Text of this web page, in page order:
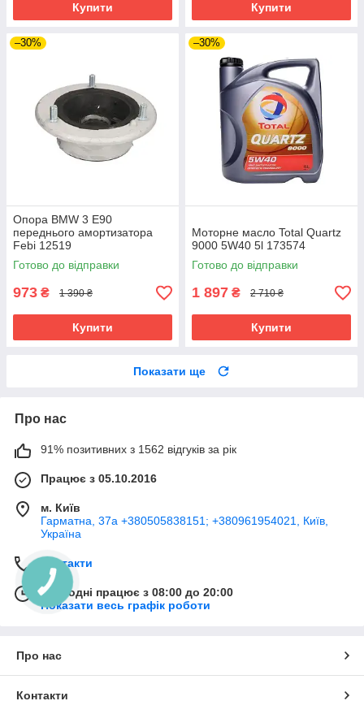
Купити Купити
–30%
Опора BMW 3 E90
переднього амортизатора
Febi 12519
Готово до відправки
973 ₴ 1 390 ₴
Купити
–30%
Моторне масло Total Quartz
9000 5W40 5l 173574
Готово до відправки
1 897 ₴ 2 710 ₴
Купити
Показати ще
Про нас
91% позитивних з 1562 відгуків за рік
Працює з 05.10.2016
м. Київ
Гарматна, 37а +380505838151; +380961954021, Київ,
Україна
Контакти
Сьогодні працює з 08:00 до 20:00
Показати весь графік роботи
Про нас
Контакти